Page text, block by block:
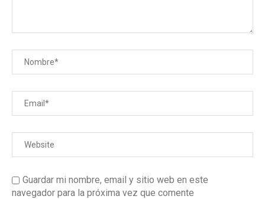
Guardar mi nombre, email y sitio web en este
navegador para la próxima vez que comente